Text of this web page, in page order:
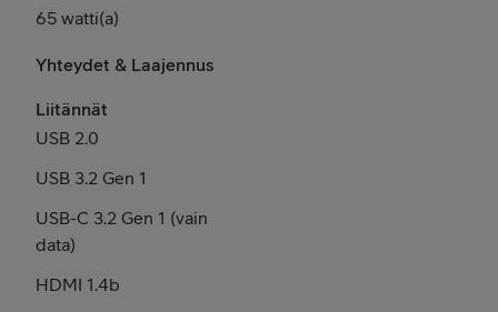
65 watti(a)
Yhteydet & Laajennus
Liitännät
USB 2.0
USB 3.2 Gen 1
USB-C 3.2 Gen 1 (vain
data)
HDMI 1.4b